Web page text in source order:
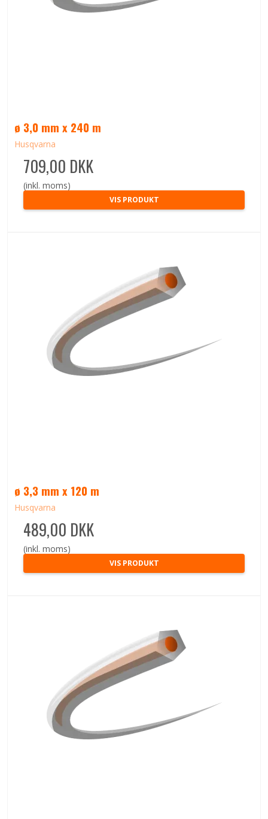
ø 3,0 mm x 240 m
Husqvarna
709,00 DKK
(inkl. moms)
VIS PRODUKT
ø 3,3 mm x 120 m
Husqvarna
489,00 DKK
(inkl. moms)
VIS PRODUKT